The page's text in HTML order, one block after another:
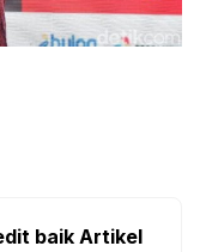
baik Artikel